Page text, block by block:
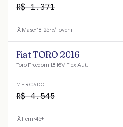
R$1.371
Masc · 18-25 · c/ jovem
Fiat TORO 2016
Toro Freedom 1.8 16V Flex Aut.
MERCADO
R$4.545
Fem · 45+